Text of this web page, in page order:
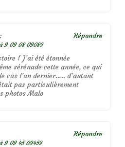
9 09 08 09089
! J’ai été étonnée
sérénade cette année, ce qui
cas l’an dernier….. d’autant
pas particulièrement
photos Malo
Répondre
9 09 45 09459
Répondre